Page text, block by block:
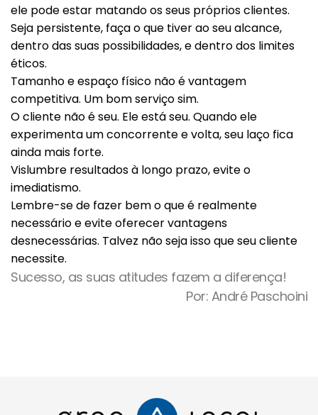
ele pode estar matando os seus próprios clientes.
Seja persistente, faça o que tiver ao seu alcance,
dentro das suas possibilidades, e dentro dos limites
éticos.
Tamanho e espaço físico não é vantagem
competitiva. Um bom serviço sim.
O cliente não é seu. Ele está seu. Quando ele
experimenta um concorrente e volta, seu laço fica
ainda mais forte.
Vislumbre resultados à longo prazo, evite o
imediatismo.
Lembre-se de fazer bem o que é realmente
necessário e evite oferecer vantagens
desnecessárias. Talvez não seja isso que seu cliente
necessite.
Sucesso, as suas atitudes fazem a diferença!
Por: André Paschoini